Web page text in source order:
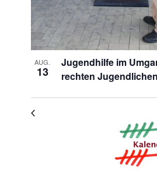
AUG.
13
Jugendhilfe im
rechten Jugendlichen